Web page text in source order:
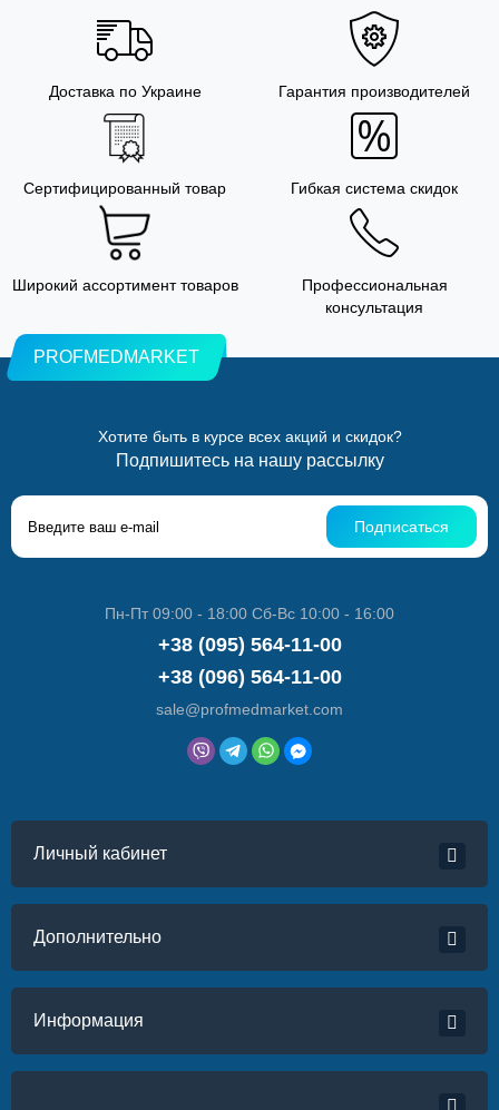
Доставка по Украине Гарантия производителей
Сертифицированный товар Гибкая система скидок
Широкий ассортимент товаров
Профессиональная
консультация
PROFMEDMARKET
Хотите быть в курсе всех акций и скидок?
Подпишитесь на нашу рассылку
Подписаться
Пн-Пт 09:00 - 18:00 Сб-Вс 10:00 - 16:00
+38 (095) 564-11-00
+38 (096) 564-11-00
sale@profmedmarket.com
Личный кабинет
Дополнительно
Информация